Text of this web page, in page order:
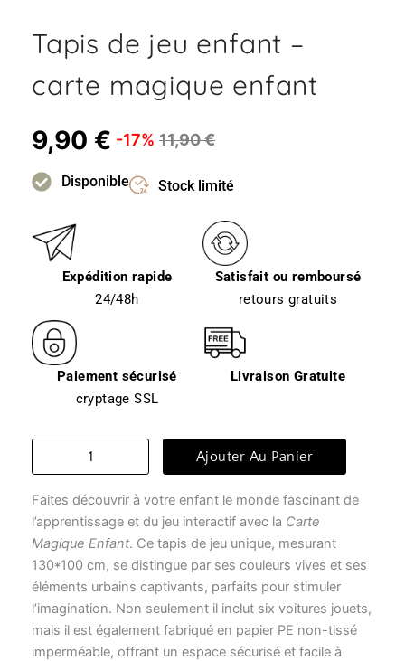
Tapis de jeu enfant –
carte magique enfant
9,90 € -17% 11,90€
Disponible Stock limité
Expédition rapide
24/48h
Satisfait ou remboursé
retours gratuits
Paiement sécurisé
cryptage SSL
Livraison Gratuite
quantité
de
jeu
enfant
carte
magique
enfant
Ajouter Au Panier
Faites découvrir à votre enfant le monde fascinant de
l’apprentissage et du jeu interactif avec la Carte
Magique Enfant. Ce tapis de jeu unique, mesurant
130*100 cm, se distingue par ses couleurs vives et ses
éléments urbains captivants, parfaits pour stimuler
l’imagination. Non seulement il inclut six voitures jouets,
mais il est également fabriqué en papier PE non-tissé
imperméable, offrant un espace sécurisé et facile à